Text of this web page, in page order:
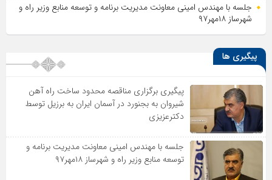
جلسه با مهندس امینی معاونت مدیریت برنامه و توسعه منابع وزیر راه و
شهرساز ۱۸مهر۹۷
پیگیری ها
پیگیری برگزاری مناقصه محدود ساخت راه آهن
شیروان به بجنورد در آسمان ایران به برزیل توسط
دکترعزیزی
جلسه با مهندس امینی معاونت مدیریت برنامه و
توسعه منابع وزیر راه و شهرساز ۱۸مهر۹۷